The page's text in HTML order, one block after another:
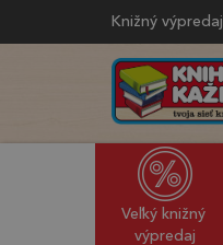
Knižný výpredaj
Veľký knižný
výpredaj